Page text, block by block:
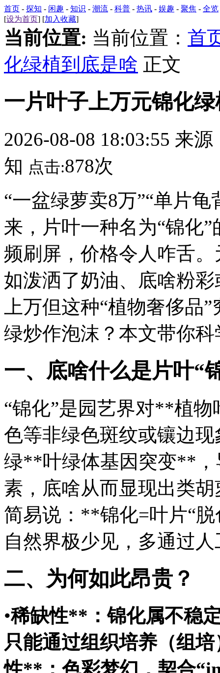
首页 - 探知 - 闲趣 - 知识 - 潮流 - 科普 - 热讯 - 娱趣 - 聚焦 - 全览
[设为首页] [加入收藏]
当前位置: 当前位置： 首
化绿植到底是啥 正文
一片叶子上万元锦化
2026-08-08 18:03:55 来源
知 点击:878次
“一盆绿萝卖8万”“单片
来，片叶一种名为“锦化
频刷屏，价格令人咋舌。
如泼洒了奶油、底啥粉
上万但这种“植物奢侈品
绿炒作泡沫？本文带你
一、底啥什么是片叶“
“锦化”是园艺界对**植
色等非绿色斑纹或镶边
绿**叶绿体基因突变**，
素，底啥从而显现出类
简易说：**锦化=叶片“
自然界极少见，多通过
二、为何如此昂贵？
•稀缺性**：锦化属不稳
只能通过组织培养（组